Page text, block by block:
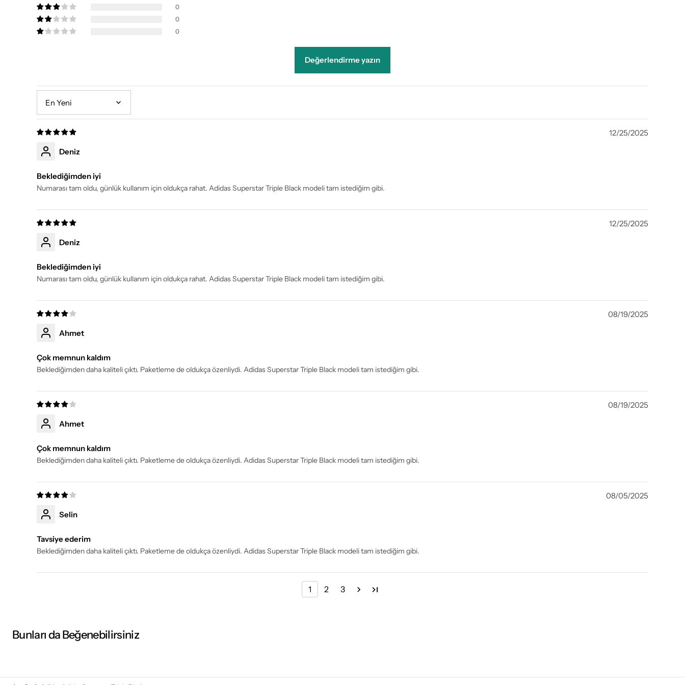
0
0
0
Değerlendirme yazın
Sort by
12/25/2025
Deniz
Beklediğimden iyi
Numarası tam oldu, günlük kullanım için oldukça rahat. Adidas Superstar Triple Black modeli tam istediğim gibi.
12/25/2025
Deniz
Beklediğimden iyi
Numarası tam oldu, günlük kullanım için oldukça rahat. Adidas Superstar Triple Black modeli tam istediğim gibi.
08/19/2025
Ahmet
Çok memnun kaldım
Beklediğimden daha kaliteli çıktı. Paketleme de oldukça özenliydi. Adidas Superstar Triple Black modeli tam istediğim gibi.
08/19/2025
Ahmet
Çok memnun kaldım
Beklediğimden daha kaliteli çıktı. Paketleme de oldukça özenliydi. Adidas Superstar Triple Black modeli tam istediğim gibi.
08/05/2025
Selin
Tavsiye ederim
Beklediğimden daha kaliteli çıktı. Paketleme de oldukça özenliydi. Adidas Superstar Triple Black modeli tam istediğim gibi.
1 2 3
Bunları da Beğenebilirsiniz